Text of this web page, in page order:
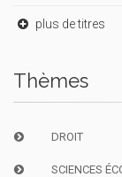
plus de titres
Thèmes
DROIT
SCIENCES